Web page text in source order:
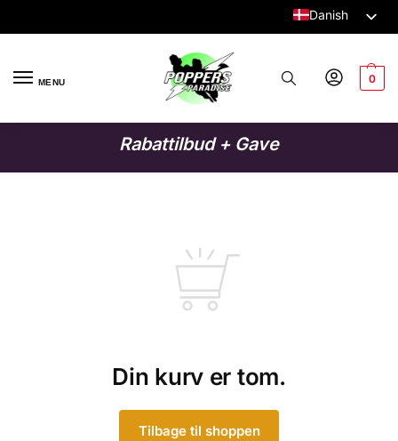
Danish
English
MENU 0
Rabattilbud + Gave
Din kurv er tom.
Tilbage til shoppen